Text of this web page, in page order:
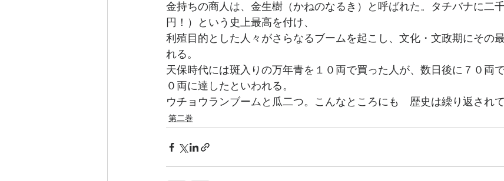
金持ちの商人は、金生樹（かねのなるき）と呼ばれた。タチバナに二
円！）という史上最高を付け、
利殖目的とした人々がさらなるブームを起こし、文化・文政期にその
れる。
天保時代には斑入りの万年青を１０両で買った人が、数日後に７０両
０両に達したといわれる。
ウチョウランブームと瓜二つ。こんなところにも　歴史は繰り返され
第二巻